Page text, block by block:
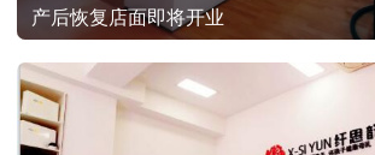
产后恢复店面即将开业